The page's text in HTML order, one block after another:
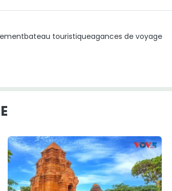
bateau touristiqueagances de voyage